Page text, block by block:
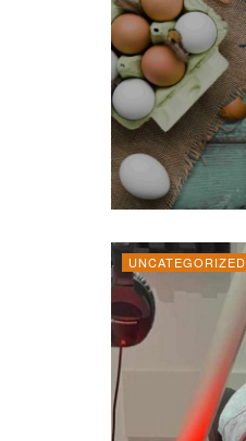
UNCATEGORIZED